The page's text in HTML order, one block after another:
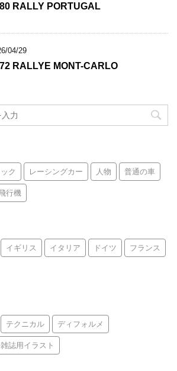
RALLY PORTUGAL
04/29
RALLYE MONT-CARLO
ク レーシングカー 人物 普通の車
行機
イギリス イタリア ドイツ フランス
テクニカル ディフォルメ
雑誌用イラスト